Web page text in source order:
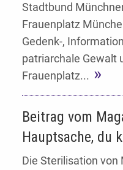
Stadtbund
Frauenplatz
Gedenk-,
patriarchale Gewalt
Frauenplatz...
Beitrag vom
Hauptsache, du
Die Sterilisation von